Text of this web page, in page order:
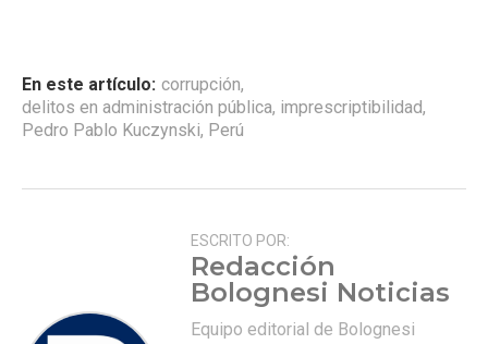
En este artículo: corrupción,
delitos en administración pública, imprescriptibilidad,
Pedro Pablo Kuczynski, Perú
ESCRITO POR:
Redacción
Bolognesi Noticias
Equipo editorial de Bolognesi